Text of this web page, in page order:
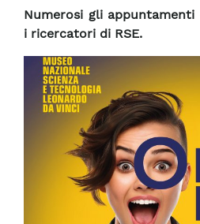
Numerosi gli
i ricercatori di RSE.